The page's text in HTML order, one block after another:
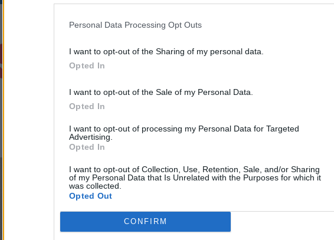
Personal Data Processing Opt Outs
I want to opt-out of the Sharing of my personal data.
Opted In
I want to opt-out of the Sale of my Personal Data.
Opted In
I want to opt-out of processing my Personal Data for Targeted
Advertising.
Opted In
I want to opt-out of Collection, Use, Retention, Sale, and/or Sharing
of my Personal Data that Is Unrelated with the Purposes for which it
was collected.
Opted Out
CONFIRM